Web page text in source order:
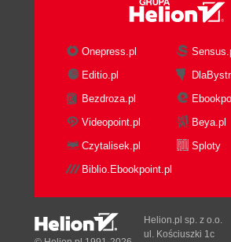
elementy (47)
Przejmowanie właściwości
Prawa dostępu do kalek (47)
Ustawianie widoczności
Administrowanie kalkami i
(48)
Wspólne wykorzystanie
Rozdział 5. Zarządzanie danymi za
programu ProjectPilot (51)
Graficzny interfejs użytkownika
ProjectPilot (52)
Podstawowe elementy aplikacji
Onepress.pl
Editio.pl
Bezdroza.pl
Videopoint.pl
Beya.pl
Czytalisek.pl
Sploty
Biblio.Ebookpoint.pl
Helion.pl sp. z o.o.
ul. Kościuszki 1c